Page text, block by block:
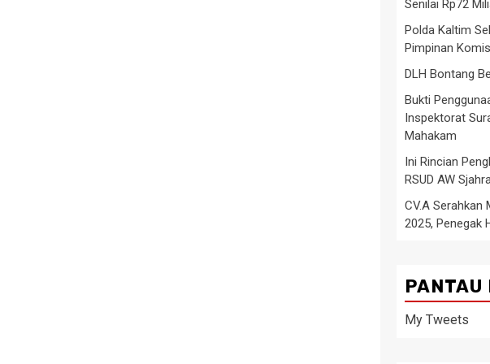
Senilai Rp72
Polda Kaltim
Pimpinan
DLH Bontang
Bukti
Inspektorat
Mahakam
Ini Rincian
RSUD AW
CV.A Serahkan
2025, Penegak
My Tweets